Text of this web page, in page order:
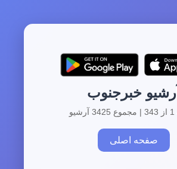
آرشیو خبرجنوب
صفحه اصلی